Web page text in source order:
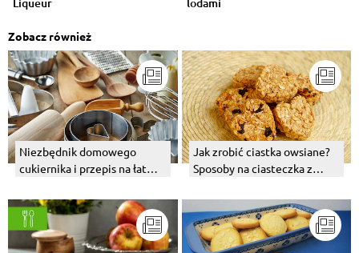
Liqueur lodami
Zobacz również
Niezbędnik domowego
cukiernika i przepis na łatwe
Jak zrobić ciastka owsiane?
Sposoby na ciasteczka z